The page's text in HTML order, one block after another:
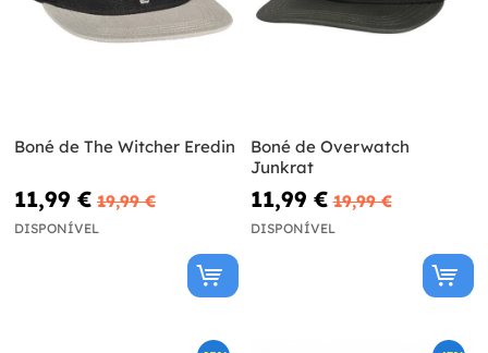
Boné de The Witcher Eredin
11,99 € 19,99 €
DISPONÍVEL
Boné de Overwatch
Junkrat
11,99 € 19,99 €
DISPONÍVEL